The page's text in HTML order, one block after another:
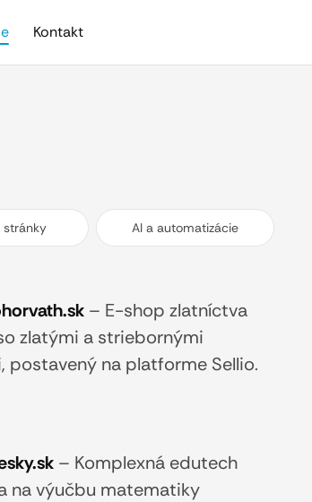
Kontakt
stránky AI a automatizácie
– E-shop zlatníctva
zlatými a striebornými
postavený na platforme Sellio.
– Komplexná edutech
na výučbu matematiky